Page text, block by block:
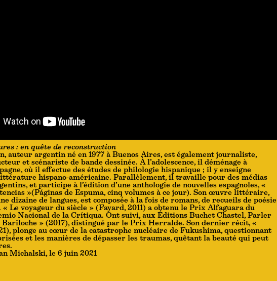
: en quête de reconstruction
auteur argentin né en 1977 à Buenos Aires, est également journaliste,
et scénariste de bande dessinée. À l’adolescence, il déménage à
où il effectue des études de philologie hispanique ; il y enseigne
hispano-américaine. Parallèlement, il travaille pour des médias
et participe à l’édition d’une anthologie de nouvelles espagnoles, «
»(Páginas de Espuma, cinq volumes à ce jour). Son œuvre littéraire,
dizaine de langues, est composée à la fois de romans, de recueils de poésie
« Le voyageur du siècle » (Fayard, 2011) a obtenu le Prix Alfaguara du
Nacional de la Crítiqua. Ont suivi, aux Éditions Buchet Chastel, Parler
Bariloche » (2017), distingué par le Prix Herralde. Son dernier récit, «
plonge au cœur de la catastrophe nucléaire de Fukushima, questionnant
et les manières de dépasser les traumas, quêtant la beauté qui peut
Michalski, le 6 juin 2021